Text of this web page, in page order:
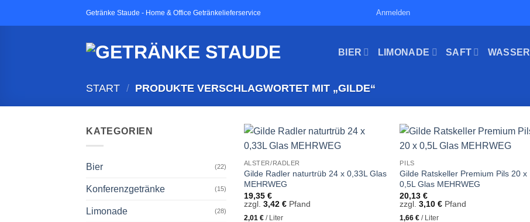
Getränke Staude - Home & Office Getränkelieferservice Anmelden
BIER LIMONADE SAFT WASSER
START / PRODUKTE VERSCHLAGWORTET MIT „GILDE“
KATEGORIEN
Bier (22)
Konferenzgetränke (15)
Limonade (28)
ALSTER/RADLER
Gilde Radler naturtrüb 24 x 0,33L Glas
MEHRWEG
19,35 €
zzgl. 3,42 €Pfand
2,01 €/ Liter
PILS
Gilde Ratskeller Premium Pils 20 x
0,5L Glas MEHRWEG
20,13€
zzgl.3,10€ Pfand
1,66€ / Liter